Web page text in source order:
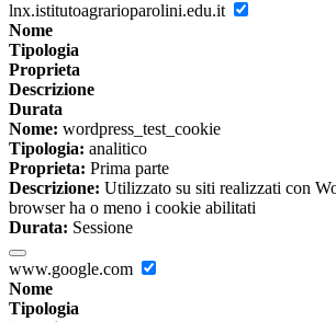
lnx.istitutoagrarioparolini.edu.it
Nome
Tipologia
Proprieta
Descrizione
Durata
Nome: wordpress_test_cookie
Tipologia: analitico
Proprieta: Prima parte
Descrizione: Utilizzato su siti realizzati con
browser ha o meno i cookie abilitati
Durata: Sessione
www.google.com
Nome
Tipologia